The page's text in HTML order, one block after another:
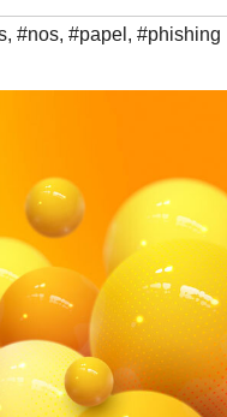
, #nos, #papel , #phishing